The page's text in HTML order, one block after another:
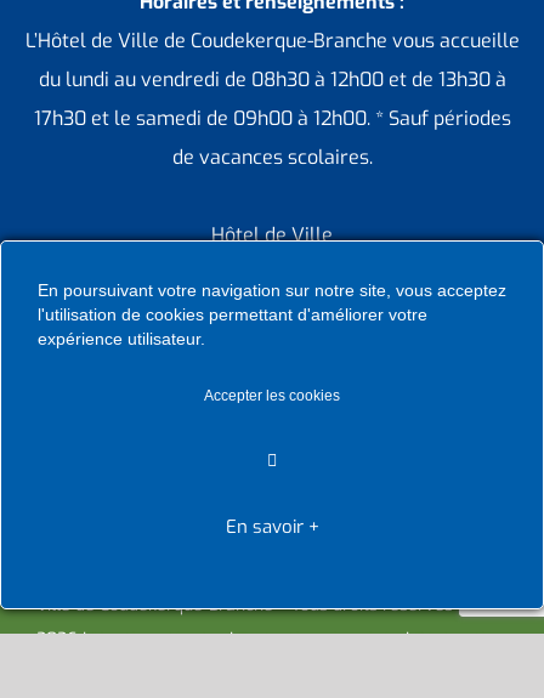
L’Hôtel de Ville de Coudekerque-Branche vous accueille
du lundi au vendredi de 08h30 à 12h00 et de 13h30 à
17h30 et le samedi de 09h00 à 12h00. * Sauf périodes
de vacances scolaires.
Hôtel de Ville
Coudekerque-Branche Cedex 59411
Tél : 03 28 29 25 25
Ville de Coudekerque-Branche – Tous droits réservés ©
2026 IMentions légalesIProtection vie privéeIDéclaration
En poursuivant votre navigation sur notre site, vous acceptez
l'utilisation de cookies permettant d'améliorer votre
expérience utilisateur.
Accepter les cookies
En savoir +